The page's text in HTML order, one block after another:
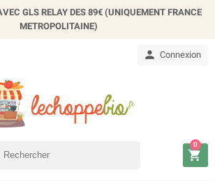
GLS RELAY DES 89€ (UNIQUEMENT FRANCE
METROPOLITAINE)
 Connexion

0
d'envies ×
Créer une liste d'envies